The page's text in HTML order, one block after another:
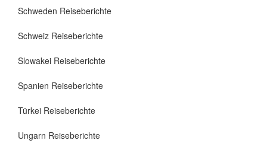
Schweden Reiseberichte
Schweiz Reiseberichte
Slowakei Reiseberichte
Spanien Reiseberichte
Türkei Reiseberichte
Ungarn Reiseberichte